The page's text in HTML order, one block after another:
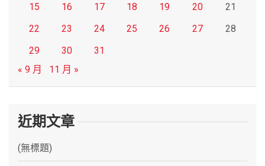
15
16 17 18 19 20
21
22
23 24 25 26 27
28
29
30
31
« 9 月
11 月 »
近期文章
(無標題)